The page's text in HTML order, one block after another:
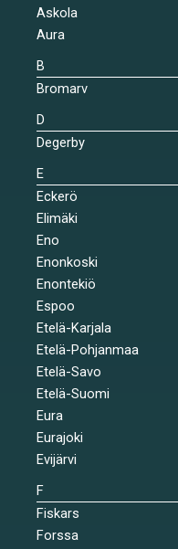
Askola
Aura
B
Bromarv
D
Degerby
E
Eckerö
Elimäki
Eno
Enonkoski
Enontekiö
Espoo
Etelä-Karjala
Etelä-Pohjanmaa
Etelä-Savo
Etelä-Suomi
Eura
Eurajoki
Evijärvi
F
Fiskars
Forssa